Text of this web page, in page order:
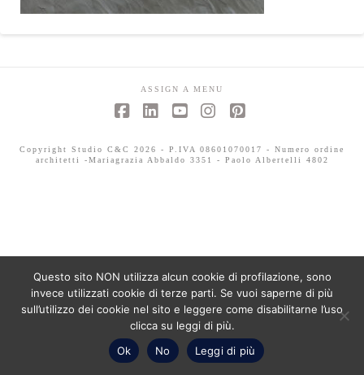
ASSIGN A MENU
Copyright Studio C&C 2026 - P.IVA 08601070017 - Numero ordine
architetti -Mariagrazia Abbaldo 3351 - Paolo Albertelli 4802
Questo sito NON utilizza alcun cookie di profilazione, sono
invece utilizzati cookie di terze parti. Se vuoi saperne di più
sull’utilizzo dei cookie nel sito e leggere come disabilitarne l’uso
clicca su leggi di più.
Ok
No Leggi di più